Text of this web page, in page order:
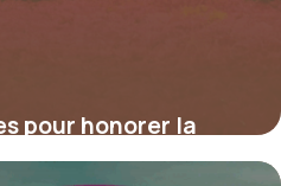
pour honorer la
père disparu